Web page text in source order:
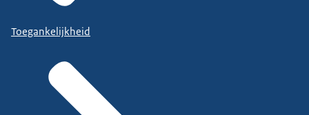
Toegankelijkheid